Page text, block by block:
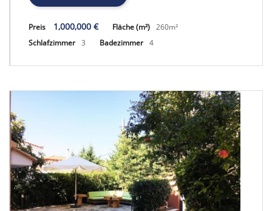
Preis 1,000,000 € Fläche (m²) 260m²
Schlafzimmer 3 Badezimmer 4